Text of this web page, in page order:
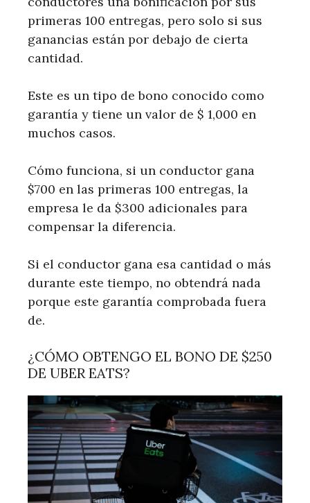
primeras 100 entregas, pero solo si sus
ganancias están por debajo de cierta
cantidad.
Este es un tipo de bono conocido como
garantía y tiene un valor de $ 1,000 en
muchos casos.
Cómo funciona, si un conductor gana
$700 en las primeras 100 entregas, la
empresa le da $300 adicionales para
compensar la diferencia.
Si el conductor gana esa cantidad o más
durante este tiempo, no obtendrá nada
porque este garantía comprobada fuera
de.
¿CÓMO OBTENGO EL BONO DE $250
DE UBER EATS?